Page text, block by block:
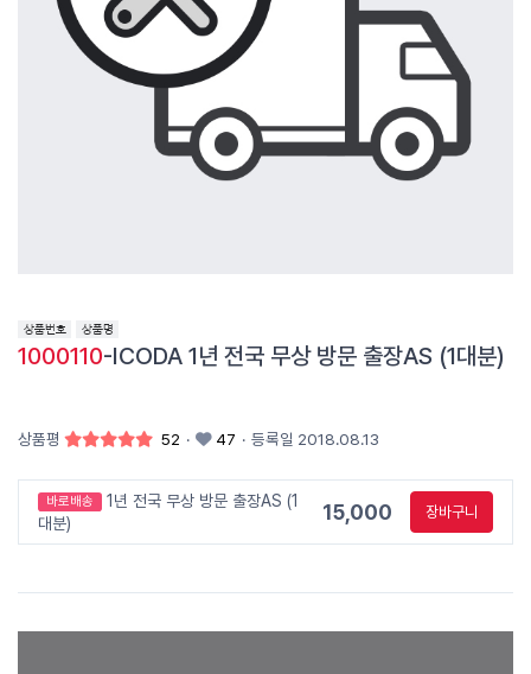
1000110-ICODA 1년 전국 무상 방문 출장AS (1대분)
상품평 52 · 47 · 등록일 2018.08.13
바로배송
1년 전국 무상 방문 출장AS (1
대분)
15,000 장바구니